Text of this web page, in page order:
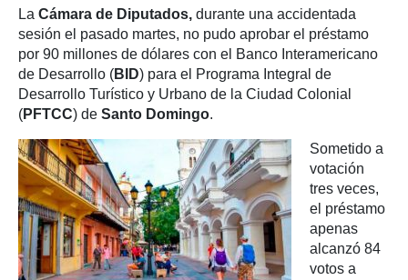
La Cámara de Diputados, durante una accidentada
sesión el pasado martes, no pudo aprobar el préstamo
por 90 millones de dólares con el Banco Interamericano
de Desarrollo (BID) para el Programa Integral de
Desarrollo Turístico y Urbano de la Ciudad Colonial
(PFTCC) de Santo Domingo.
Sometido a
votación
tres veces,
el préstamo
apenas
alcanzó 84
votos a